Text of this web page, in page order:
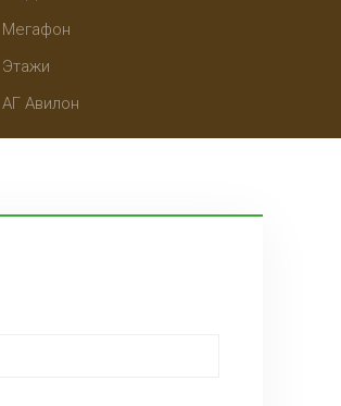
Мегафон
Этажи
АГ Авилон